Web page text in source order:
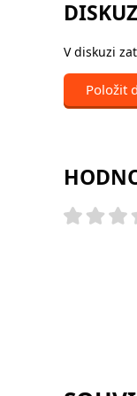
V diskuzi
Položit